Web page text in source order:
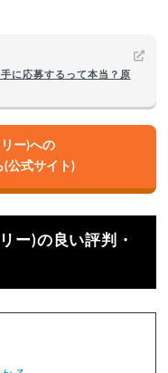
に応募するって本当？原
ー)への
(公式サイト)
ー)の良い評判・